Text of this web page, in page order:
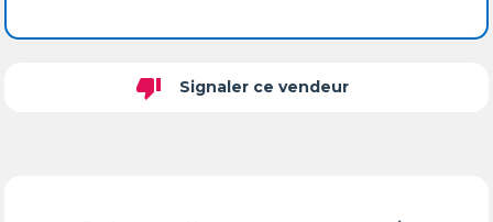
thumb_down Signaler ce vendeur